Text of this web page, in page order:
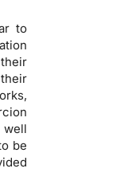
to
well
be